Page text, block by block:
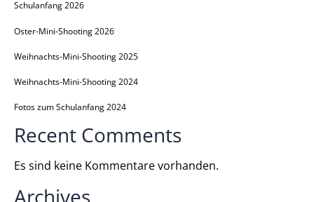
Schulanfang 2026
Oster-Mini-Shooting 2026
Weihnachts-Mini-Shooting 2025
Weihnachts-Mini-Shooting 2024
Fotos zum Schulanfang 2024
Recent Comments
Es sind keine Kommentare vorhanden.
Archives